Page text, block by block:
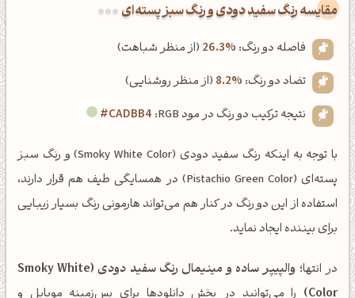
‌مقایسه رنگ سفید دودی و رنگ سبز پسته‌ای
فاصله دو رنگ: 26.3% (از منظر شباهت)
تضاد دو رنگ: 8.2% (از منظر روشنایی)
نتیجه ترکیب دو رنگ در مود RGB:
#CADBB4
با توجه به اینکه رنگ سفید دودی (Smoky White Color) و رنگ سبز
پسته‌ای (Pistachio Green Color) در همسایگی طیف هم قرار دارند،
استفاده از این دو رنگ در کنار هم می‌تواند هارمونی رنگ بسیار زیبایی
برای بیننده ایجاد نماید.
در انتها؛
والپیپر ساده و مینیمال رنگ سفید دودی (Smoky White